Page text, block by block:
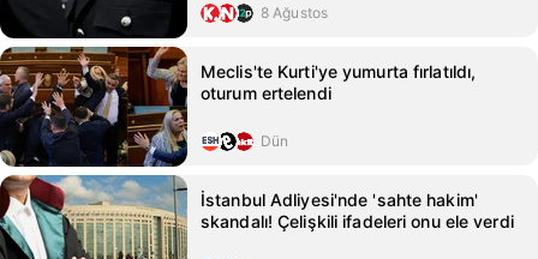
8 Ağustos
Meclis'te Kurti'ye yumurta fırlatıldı,
oturum ertelendi
Dün
İstanbul Adliyesi'nde 'sahte hakim'
skandalı! Çelişkili ifadeleri onu ele verdi